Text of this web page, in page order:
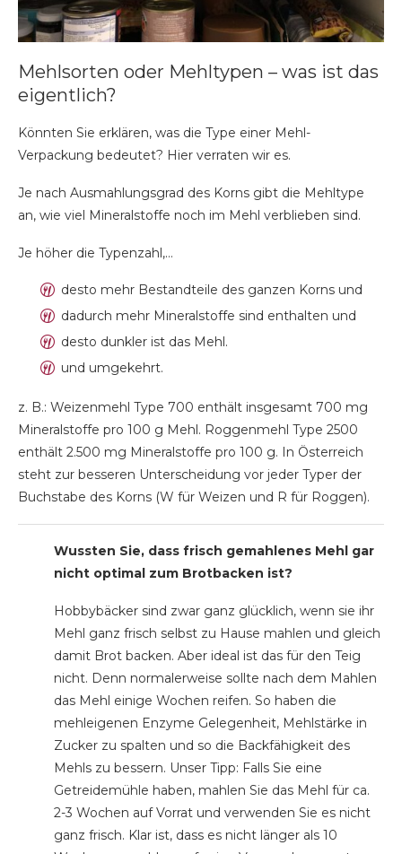
Mehlsorten oder Mehltypen – was ist das
eigentlich?
Könnten Sie erklären, was die Type einer Mehl-
Verpackung bedeutet? Hier verraten wir es.
Je nach Ausmahlungsgrad des Korns gibt die Mehltype
an, wie viel Mineralstoffe noch im Mehl verblieben sind.
Je höher die Typenzahl,…
desto mehr Bestandteile des ganzen Korns und
dadurch mehr Mineralstoffe sind enthalten und
desto dunkler ist das Mehl.
und umgekehrt.
z. B.: Weizenmehl Type 700 enthält insgesamt 700 mg
Mineralstoffe pro 100 g Mehl. Roggenmehl Type 2500
enthält 2.500 mg Mineralstoffe pro 100 g. In Österreich
steht zur besseren Unterscheidung vor jeder Typer der
Buchstabe des Korns (W für Weizen und R für Roggen).
Wussten Sie, dass frisch gemahlenes Mehl gar
nicht optimal zum Brotbacken ist?
Hobbybäcker sind zwar ganz glücklich, wenn sie ihr
Mehl ganz frisch selbst zu Hause mahlen und gleich
damit Brot backen. Aber ideal ist das für den Teig
nicht. Denn normalerweise sollte nach dem Mahlen
das Mehl einige Wochen reifen. So haben die
mehleigenen Enzyme Gelegenheit, Mehlstärke in
Zucker zu spalten und so die Backfähigkeit des
Mehls zu bessern. Unser Tipp: Falls Sie eine
Getreidemühle haben, mahlen Sie das Mehl für ca.
2-3 Wochen auf Vorrat und verwenden Sie es nicht
ganz frisch. Klar ist, dass es nicht länger als 10